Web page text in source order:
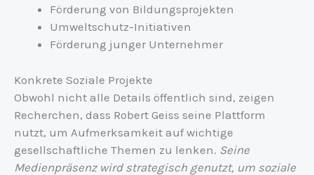
Förderung von Bildungsprojekten
Umweltschutz-Initiativen
Förderung junger Unternehmer
Konkrete Soziale Projekte
Obwohl nicht alle Details öffentlich sind, zeigen
Recherchen, dass Robert Geiss seine Plattform
nutzt, um Aufmerksamkeit auf wichtige
gesellschaftliche Themen zu lenken. Seine
Medienpräsenz wird strategisch genutzt, um soziale